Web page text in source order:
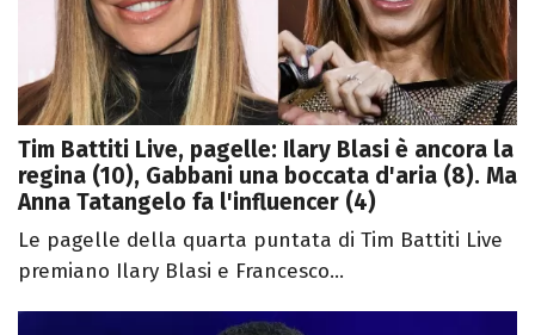
Tim Battiti Live, pagelle: Ilary Blasi è ancora la
regina (10), Gabbani una boccata d'aria (8). Ma
Anna Tatangelo fa l'influencer (4)
Le pagelle della quarta puntata di Tim Battiti Live
premiano Ilary Blasi e Francesco...